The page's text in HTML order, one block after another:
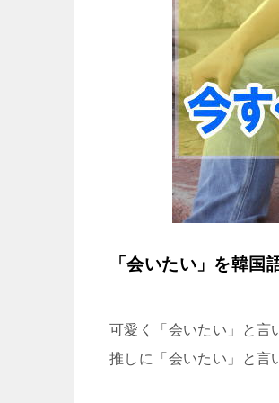
「会いたい」を韓国
可愛く「会いたい」と言
推しに「会いたい」と言